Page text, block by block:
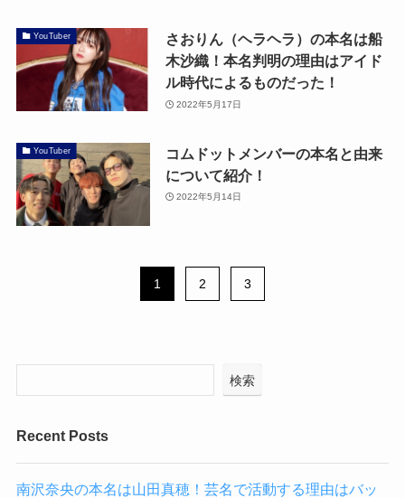
YouTuber
さおりん（ヘラヘラ）の本名は船
木沙織！本名判明の理由はアイド
ル時代によるものだった！
2022年5月17日
YouTuber
コムドットメンバーの本名と由来
について紹介！
2022年5月14日
1 2 3
検索
Recent Posts
南沢奈央の本名は山田真穂！芸名で活動する理由はバッ